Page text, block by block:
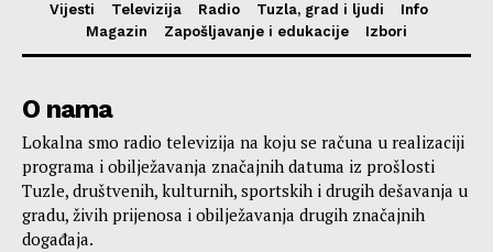
Vijesti Televizija Radio Tuzla, grad i ljudi
Info
Magazin
Zapošljavanje i edukacije Izbori
O nama
Lokalna smo radio televizija na koju se računa u realizaciji
programa i obilježavanja značajnih datuma iz prošlosti
Tuzle, društvenih, kulturnih, sportskih i drugih dešavanja u
gradu, živih prijenosa i obilježavanja drugih značajnih
događaja.